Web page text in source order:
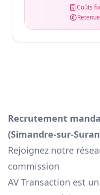
Coûts
Recrutement
(Simandre-sur-Suran
Rejoignez notre
commission
AV Transaction est un